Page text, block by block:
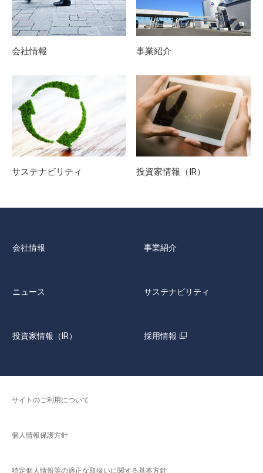
会社情報 事業紹介
サステナビリティ 投資家情報（IR）
会社情報 事業紹介
ニュース サステナビリティ
投資家情報（IR） 採用情報
サイトのご利用について
個人情報保護方針
特定個人情報等の適正な取扱いに関する基本方針